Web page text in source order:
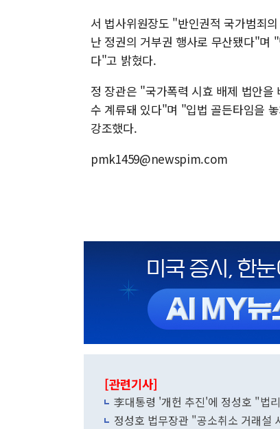
서 법사위원장도 "반인권적 국가범죄
난 정권의 거부권 행사로 무산됐다"며
다"고 밝혔다.
정 장관은 "국가폭력 시효 배제 법안을
수 계류돼 있다"며 "입법 골든타임을
강조했다.
pmk1459@newspim.com
[관련기사]
李대통령 '개헌 추진'에 정성호 "법
정성호 법무장관 "공소취소 거래